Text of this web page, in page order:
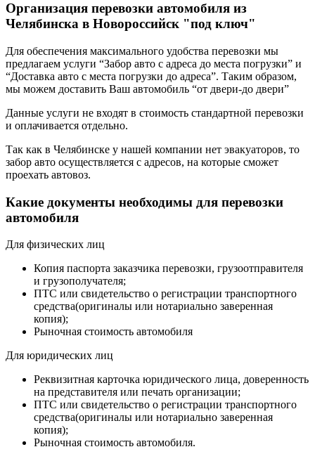
Организация перевозки автомобиля из
Челябинска в Новороссийск "под ключ"
Для обеспечения максимального удобства перевозки мы
предлагаем услуги “Забор авто с адреса до места погрузки” и
“Доставка авто с места погрузки до адреса”. Таким образом,
мы можем доставить Ваш автомобиль “от двери-до двери”
Данные услуги не входят в стоимость стандартной перевозки
и оплачивается отдельно.
Так как в Челябинске у нашей компании нет эвакуаторов, то
забор авто осуществляется с адресов, на которые сможет
проехать автовоз.
Какие документы необходимы для перевозки
автомобиля
Для физических лиц
Копия паспорта заказчика перевозки, грузоотправителя
и грузополучателя;
ПТС или свидетельство о регистрации транспортного
средства(оригиналы или нотариально заверенная
копия);
Рыночная стоимость автомобиля
Для юридических лиц
Реквизитная карточка юридического лица, доверенность
на представителя или печать организации;
ПТС или свидетельство о регистрации транспортного
средства(оригиналы или нотариально заверенная
копия);
Рыночная стоимость автомобиля.